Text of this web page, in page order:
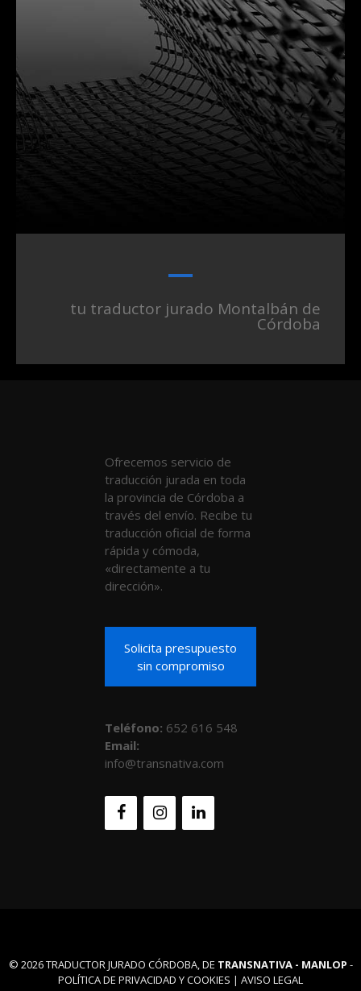
tu traductor jurado Montalbán de
Córdoba
Ofrecemos servicio de
traducción jurada en toda
la provincia de Córdoba a
través del envío. Recibe tu
traducción oficial de forma
rápida y cómoda,
«directamente a tu
dirección».
Solicita presupuesto
sin compromiso
Teléfono: 652 616 548
Email:
info@transnativa.com
© 2026 TRADUCTOR JURADO CÓRDOBA, DE TRANSNATIVA - MANLOP -
POLÍTICA DE PRIVACIDAD Y COOKIES | AVISO LEGAL